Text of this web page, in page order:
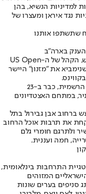
למדיניות הנשיא, בהן
נגד איראן ומעצרו של
שתשתפו אותנו
הענק בארה"ב
לצד ארינה סבלנקה ונובאק ג'וקוביץ' על המגרש, הקהל של ה-US Open
מביא את "מזנון" היישר
הדוכנים יחלו לפעול עוד לפני חבטת הפתיחה הרשמית, כבר ב-23
במתחם האצטדיונים
כדוכן קטן ורועש ברחוב אבן גבירול בתל
את תרבות אוכל הרחוב
ולתרגם חומרי גלם
חמה ועננית.
התרחבות בינלאומית,
המזוהים
סניפים בערים שונות